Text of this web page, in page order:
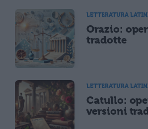
LETTERATURA
Orazio:
tradotte
LETTERATURA
Catullo:
versioni